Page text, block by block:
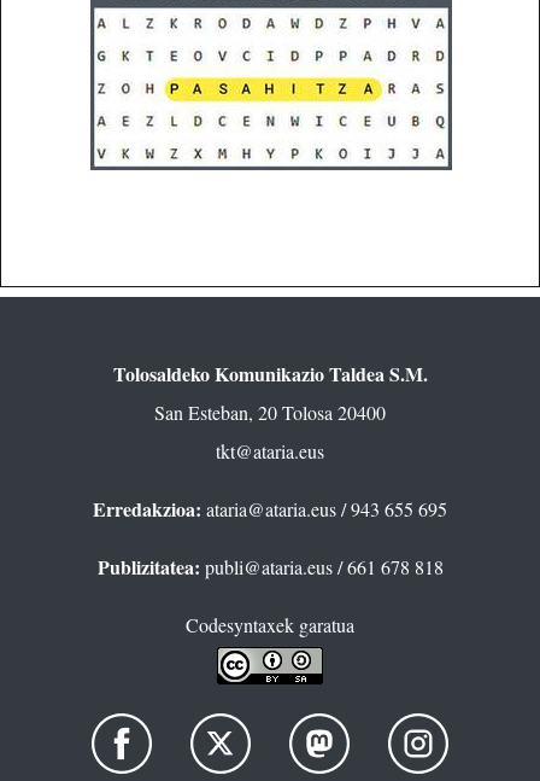
Tolosaldeko Komunikazio Taldea S.M.
San Esteban, 20 Tolosa 20400
tkt@ataria.eus
Erredakzioa: ataria@ataria.eus/ 943 655 695
Publizitatea: publi@ataria.eus/ 661 678 818
Codesyntaxek garatua